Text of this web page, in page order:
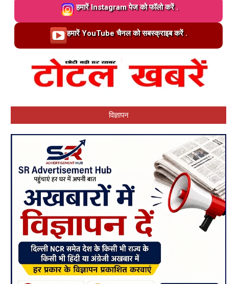
Loading…
हमारें Instagram पेज को फॉलो करें .
Loading…हमारें YouTube चैनल को सबस्क्राइब करें .
विज्ञापन